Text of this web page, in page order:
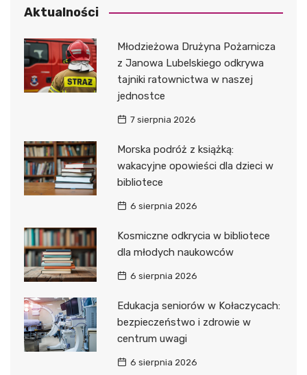
Aktualności
Młodzieżowa Drużyna Pożarnicza
z Janowa Lubelskiego odkrywa
tajniki ratownictwa w naszej
jednostce
7 sierpnia 2026
Morska podróż z książką:
wakacyjne opowieści dla dzieci w
bibliotece
6 sierpnia 2026
Kosmiczne odkrycia w bibliotece
dla młodych naukowców
6 sierpnia 2026
Edukacja seniorów w Kołaczycach:
bezpieczeństwo i zdrowie w
centrum uwagi
6 sierpnia 2026